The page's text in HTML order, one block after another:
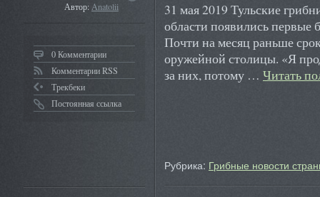
Автор:Anatolii
0 Комментарии
Комментарии RSS
Трекбеки
Постоянная ссылка
31 мая 2019 Тульские
области появились первые
Почти на месяц раньше
оружейной столицы. «Я
за них, потому … Читать
Рубрика: Грибные новости